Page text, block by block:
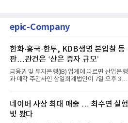
epic-Company
한화·흥국·한투, KDB생명 본입찰 등
판…관건은 ‘산은 증자 규모’
금융권 및 투자은행(IB) 업계에 따르면 산업은행
과 매각 주간사인 삼일회계법인이 7일 오후 3시
네이버 사상 최대 매출 … 최수연 실험
빛 봤다